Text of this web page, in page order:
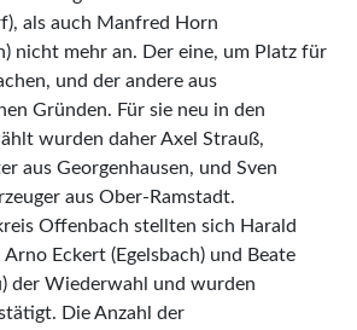
als auch Manfred Horn
nicht mehr an. Der eine, um Platz für
und der andere aus
Gründen. Für sie neu in den
wurden daher Axel Strauß,
aus Georgenhausen, und Sven
aus Ober-Ramstadt.
Offenbach stellten sich Harald
Arno Eckert (Egelsbach) und Beate
der Wiederwahl und wurden
Die Anzahl der